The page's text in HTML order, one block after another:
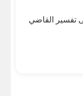
تفسير القاضي